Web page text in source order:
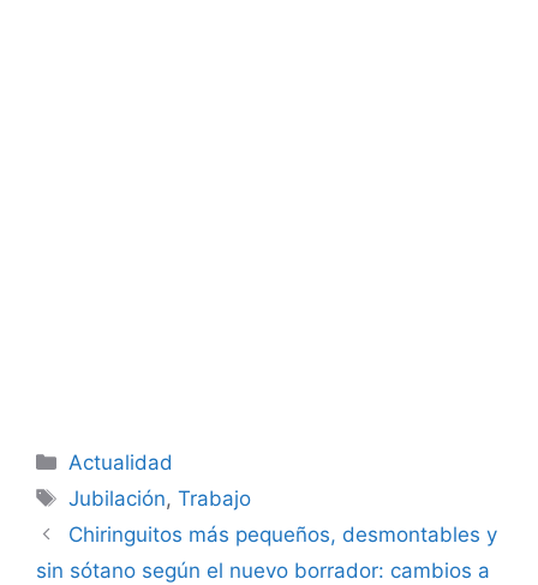
Categorías
Actualidad
Etiquetas
Jubilación,Trabajo
Chiringuitos más pequeños, desmontables y
sin sótano según el nuevo borrador: cambios a